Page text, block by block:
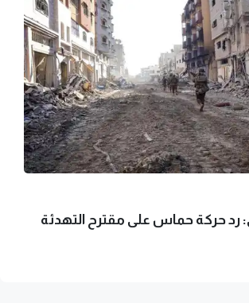
رد حركة حماس على مقترح التهدئة